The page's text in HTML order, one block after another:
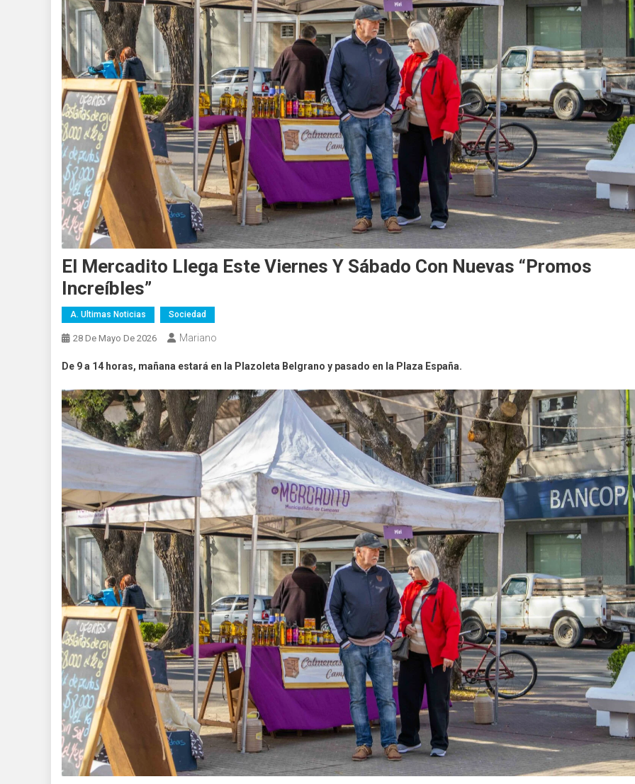
El Mercadito Llega Este Viernes Y Sábado Con Nuevas “promos
Increíbles”
A. Ultimas Noticias Sociedad
28 De Mayo De 2026 Mariano
De 9 a 14 horas, mañana estará en la Plazoleta Belgrano y pasado en la Plaza España.